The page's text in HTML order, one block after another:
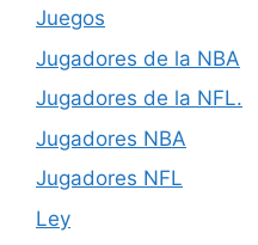
Juegos
Jugadores de la NBA
Jugadores de la NFL.
Jugadores NBA
Jugadores NFL
Ley